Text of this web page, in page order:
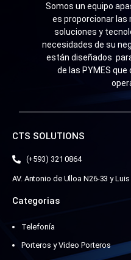
Somos un equipo
es proporcionar
soluciones y
necesidades de su
están diseñados
de las PYMES
CTS SOLUTIONS
(+593) 321 0864
AV. Antonio de Ulloa N26-33 y
Categorias
Telefonía
Porteros y Video Porteros